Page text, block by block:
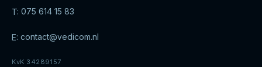
T: 075 614 15 83
E: contact@vedicom.nl
KvK 34289157